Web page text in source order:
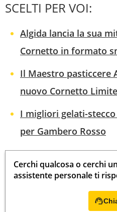
SCELTI PER VOI:
Algida lancia la sua
Cornetto in formato
Il Maestro pasticcere
nuovo Cornetto
I migliori gelati-
per Gambero Rosso
Cerchi qualcosa o cerchi
assistente personale ti